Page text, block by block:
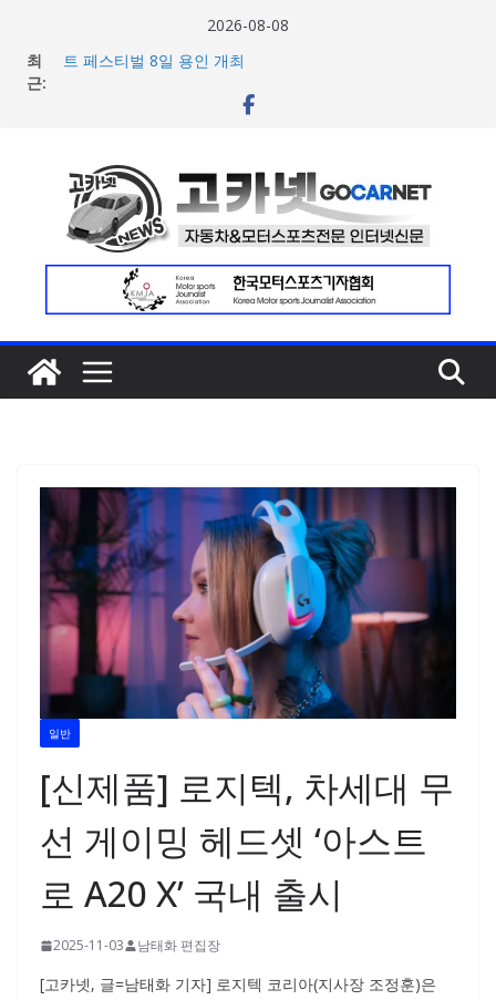
2026-08-08
최
근:
넥센타이어 주최 ‘2026 스피드웨이 모터 페스티벌’ 3R 나이
트 페스티벌 8일 용인 개최
아우디, 405일 만에 완성한 초고성능 슈퍼카 ‘누볼라리’ 제
공개… 일본서 28일 계약 개시
마일레, 코너링 쏠림·하체 소음 잡는 ‘스테빌라이저 링크’ 정
비 솔루션 제안
한온시스템, 캐나다 정부로부터 1,000만 캐나다달러 규모
지원 확보
일반
[신제품] 로지텍, 차세대 무
선 게이밍 헤드셋 ‘아스트
로 A20 X’ 국내 출시
2025-11-03 남태화 편집장
[고카넷, 글=남태화 기자] 로지텍 코리아(지사장 조정훈)은